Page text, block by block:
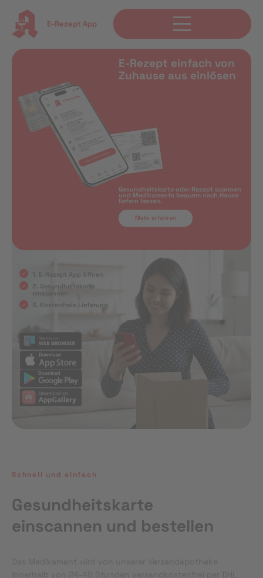
E-Rezept App
E-Rezept einfach von
Zuhause aus einlösen
Gesundheitskarte oder Rezept scannen
und Medikamente bequem nach Hause
liefern lassen.
Mehr erfahren
1. E-Rezept App öffnen
2. Gesundheitskarte
einscannen
3. Kostenfreie Lieferung
Schnell und einfach
Gesundheitskarte
einscannen und bestellen